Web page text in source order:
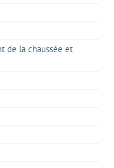
de la chaussée et